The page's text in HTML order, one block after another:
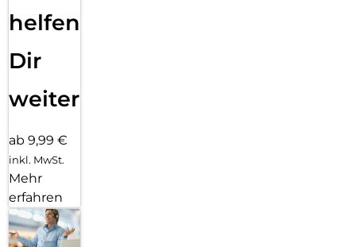
helfen
Dir
weiter
ab 9,99 €
inkl. MwSt.
Mehr
erfahren